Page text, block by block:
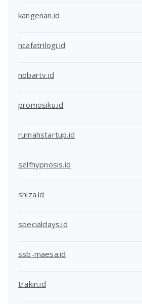
kangenan.id
ncafatrilogi.id
nobartv.id
promosiku.id
rumahstartup.id
selfhypnosis.id
shiza.id
specialdays.id
ssb-maesa.id
trakin.id